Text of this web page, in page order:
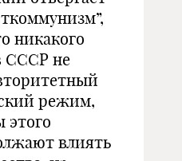
никакого
СССР не
режим,
этого
влиять